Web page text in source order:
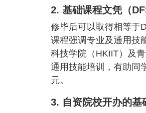
2. 基础课程文凭（
修毕后可以取得相等于
课程强调专业及通用技
科技学院（HKIIT）及
通用技能培训，有助同
元。
3. 自资院校开办的基